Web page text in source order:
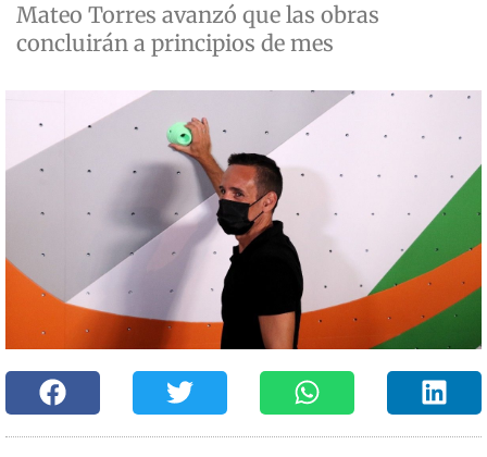
Mateo Torres avanzó que las obras
concluirán a principios de mes